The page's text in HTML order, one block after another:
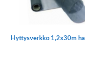
Hyttysverkko 1,2x30m